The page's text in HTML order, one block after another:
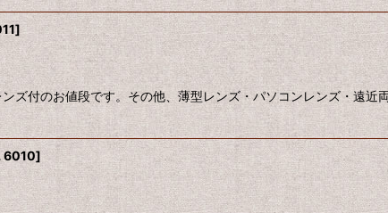
]
付のお値段です。その他、薄型レンズ・パソコンレンズ・遠近
6010]